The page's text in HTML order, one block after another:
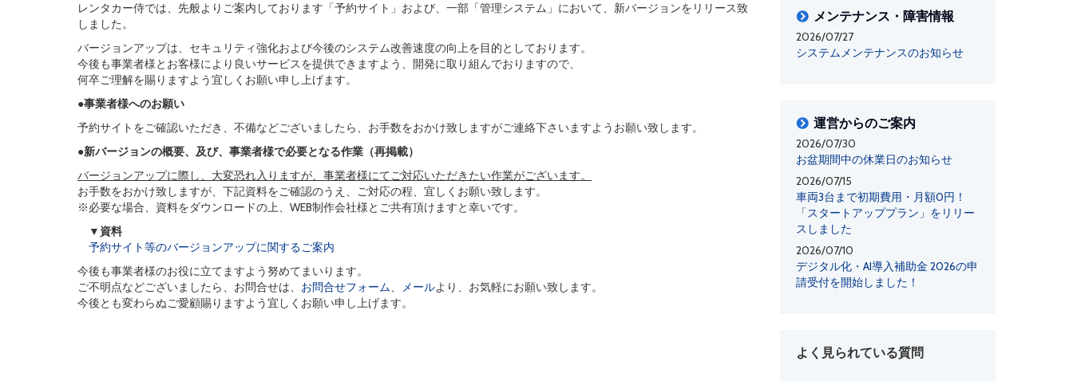
レンタカー侍では、先般よりご案内しております「予約サイト」および、一部「管理システム」において、新バージョンをリリース致
しました。
バージョンアップは、セキュリティ強化および今後のシステム改善速度の向上を目的としております。
今後も事業者様とお客様により良いサービスを提供できますよう、開発に取り組んでおりますので、
何卒ご理解を賜りますよう宜しくお願い申し上げます。
●事業者様へのお願い
予約サイトをご確認いただき、不備などございましたら、お手数をおかけ致しますがご連絡下さいますようお願い致します。
●新バージョンの概要、及び、事業者様で必要となる作業（再掲載）
バージョンアップに際し、大変恐れ入りますが、事業者様にてご対応いただきたい作業がございます。
お手数をおかけ致しますが、下記資料をご確認のうえ、ご対応の程、宜しくお願い致します。
※必要な場合、資料をダウンロードの上、WEB制作会社様とご共有頂けますと幸いです。
▼資料
予約サイト等のバージョンアップに関するご案内
今後も事業者様のお役に立てますよう努めてまいります。
ご不明点などございましたら、お問合せは、 お問合せフォーム、 メールより、お気軽にお願い致します。
今後とも変わらぬご愛顧賜りますよう宜しくお願い申し上げます。
メンテナンス・障害情報
2026/07/27
システムメンテナンスのお知らせ
運営からのご案内
2026/07/30
お盆期間中の休業日のお知らせ
2026/07/15
車両3台まで初期費用・月額0円！
「スタートアッププラン」をリリー
スしました
2026/07/10
デジタル化・AI導入補助金 2026の申
請受付を開始しました！
よく見られている質問